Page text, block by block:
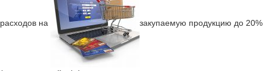
расходов на закупаемую продукцию до 20%